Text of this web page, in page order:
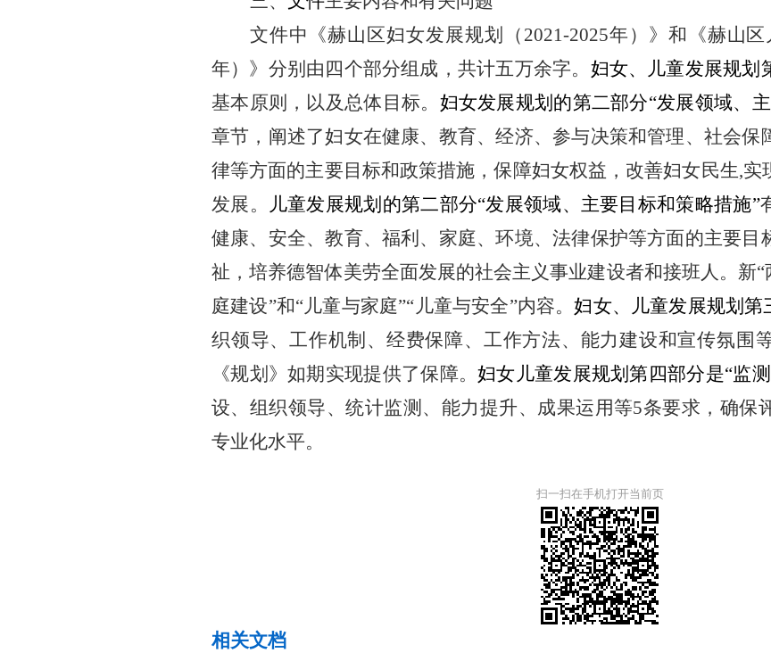
文件中《赫山区妇女发展规划（ 2021-2025年）》和《赫山
年）》分别由四个部分组成，共计五万余字。 妇女、儿童发展规划
基本原则，以及总体目标。 妇女发展规划的第二部分“发展领域、
章节，阐述了妇女在健康、教育、经济、参与决策和管理、社会保
律等方面的主要目标和政策措施，保障妇女权益，改善妇女民生,实
发展。
儿童发展规划的第二部分“发展领域、主要目标和策略措施”
健康、安全、教育、福利、家庭、环境、法律保护等方面的主要目
祉，培养德智体美劳全面发展的社会主义事业建设者和接班人。 新
庭建设”和“儿童与家庭”“儿童与安全”内容。妇女、儿童发展规划第
织领导、工作机制、经费保障、工作方法、能力建设和宣传氛围
《规划》如期实现提供了保障。妇女儿童发展规划第四部分是“监
设、组织领导、统计监测、能力提升、成果运用等5条要求，确保
专业化水平。
扫一扫在手机打开当前页
相关文档